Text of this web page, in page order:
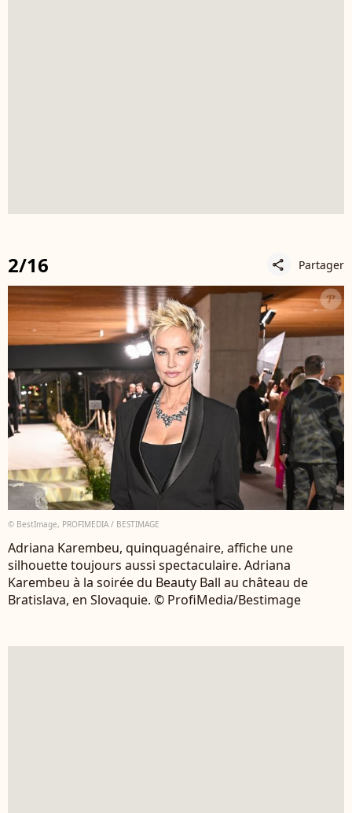
2/16 share Partager
© BestImage, PROFIMEDIA / BESTIMAGE
Adriana Karembeu, quinquagénaire, affiche une
silhouette toujours aussi spectaculaire. Adriana
Karembeu à la soirée du Beauty Ball au château de
Bratislava, en Slovaquie. © ProfiMedia/Bestimage